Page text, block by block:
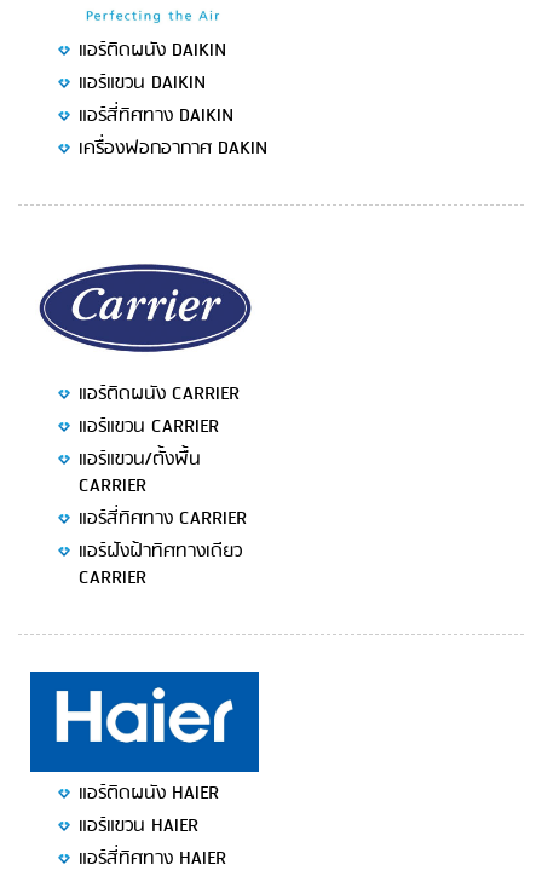
แอร์ติดผนัง DAIKIN
แอร์แขวน DAIKIN
แอร์สี่ทิศทาง DAIKIN
เครื่องฟอกอากาศ DAKIN
แอร์ติดผนัง CARRIER
แอร์แขวน CARRIER
แอร์แขวน/ตั้งพื้น
CARRIER
แอร์สี่ทิศทาง CARRIER
แอร์ฝังฝ้าทิศทางเดียว
CARRIER
แอร์ติดผนัง HAIER
แอร์แขวน HAIER
แอร์สี่ทิศทาง HAIER